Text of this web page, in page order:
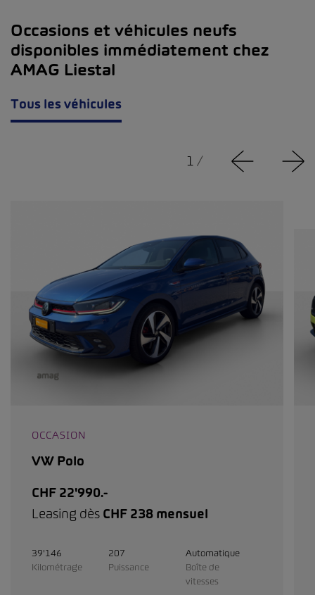
Occasions et véhicules neufs
disponibles immédiatement chez
AMAG Liestal
Tous les véhicules
1 /
OCCASION
VW Polo
CHF 22'990.-
Leasing dès CHF 238 mensuel
39'146
Kilométrage
207
Puissance
Automatique
Boîte de
vitesses